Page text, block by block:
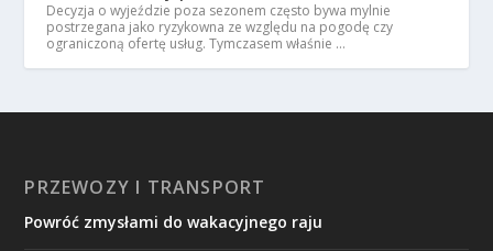
Decyzja o wyjeździe poza sezonem często bywa mylnie
postrzegana jako ryzykowna ze względu na pogodę czy
ograniczoną ofertę usług. Tymczasem właśnie …
PRZEWOZY I TRANSPORT
Powróć zmysłami do wakacyjnego raju